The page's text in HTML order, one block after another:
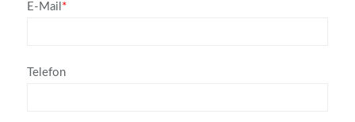
E-Mail *
Telefon